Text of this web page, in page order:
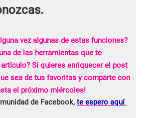
vez algunas de estas funciones?
de las herramientas que te
Si quieres enriquecer el post
sea de tus favoritas y comparte con
el próximo miércoles!
de Facebook, te espero aquí